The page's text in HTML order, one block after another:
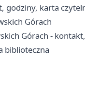
godziny, karta
Górach
Górach -
biblioteczna